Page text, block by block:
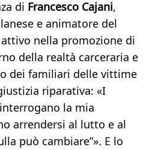
di Francesco Cajani,
e animatore del
nella promozione di
della realtà carceraria e
dei familiari delle vittime
riparativa: «I
la mia
arrendersi al lutto e al
può cambiare”». E lo